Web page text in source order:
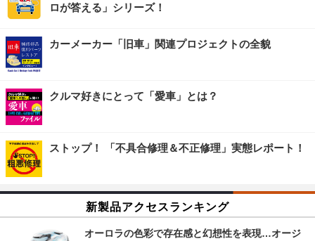
ロが答える」シリーズ！
カーメーカー「旧車」関連プロジェクトの全貌
クルマ好きにとって「愛車」とは？
ストップ！ 「不具合修理＆不正修理」実態レポート！
新製品アクセスランキング
オーロラの色彩で存在感と幻想性を表現…オージ